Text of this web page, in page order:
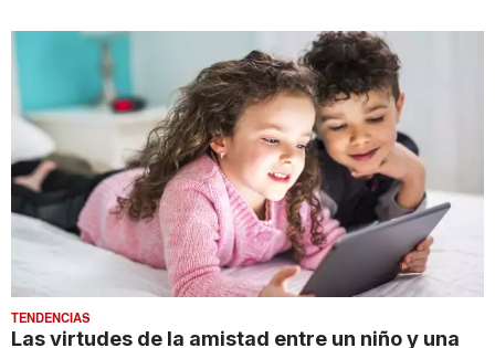
TENDENCIAS
Las virtudes de la amistad entre un niño y una